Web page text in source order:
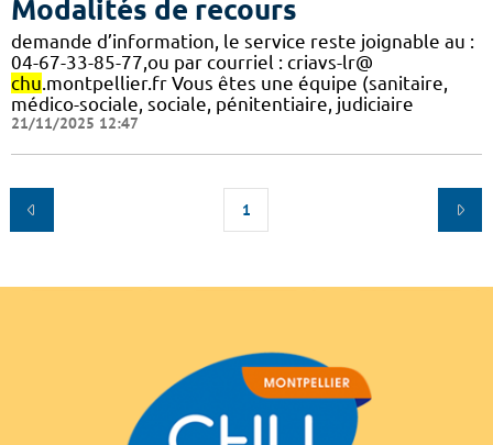
Modalités de recours
demande d’information, le service reste joignable au :
04-67-33-85-77,ou par courriel : criavs-lr@
chu .montpellier.fr Vous êtes une équipe (sanitaire,
médico-sociale, sociale, pénitentiaire, judiciaire
21/11/2025 12:47
1